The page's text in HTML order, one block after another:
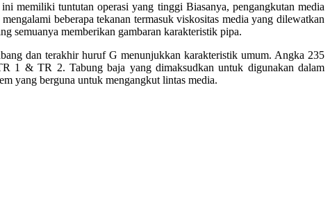
memiliki tuntutan operasi yang tinggi Biasanya, pengangkutan media
beberapa tekanan termasuk viskositas media yang dilewatkan
semuanya memberikan gambaran karakteristik pipa.
dan terakhir huruf G menunjukkan karakteristik umum. Angka 235
1 & TR 2. Tabung baja yang dimaksudkan untuk digunakan dalam
yang berguna untuk mengangkut lintas media.